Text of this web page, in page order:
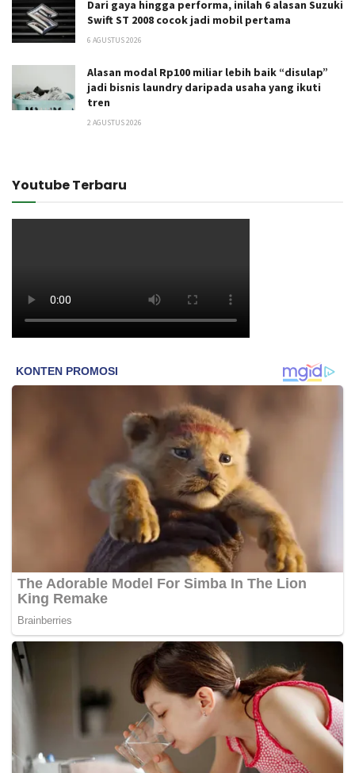
Dari gaya hingga performa, inilah 6 alasan Suzuki
Swift ST 2008 cocok jadi mobil pertama
6 AGUSTUS 2026
Alasan modal Rp100 miliar lebih baik “disulap”
jadi bisnis laundry daripada usaha yang ikuti
tren
2 AGUSTUS 2026
Youtube Terbaru